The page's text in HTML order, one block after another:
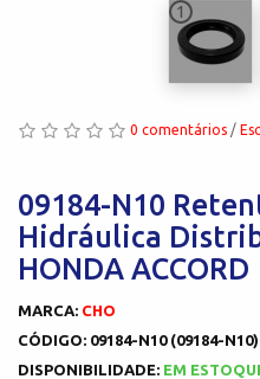
1
0 comentários /
09184-N10
Hidráulica
HONDA ACCORD
MARCA: CHO
CÓDIGO: 09184-N10 (09184-N10)
DISPONIBILIDADE: EM